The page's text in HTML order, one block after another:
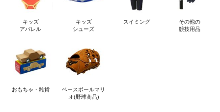
キッズ
アパレル
キッズ
シューズ
スイミング
その他の
競技用品
おもちゃ・雑貨
ベースボールマリ
オ(野球商品)